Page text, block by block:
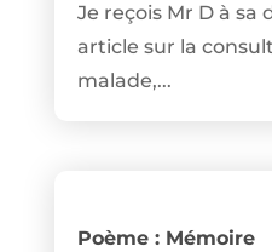
Je reçois Mr D à sa
article sur la
malade,...
Poème : Mémoire